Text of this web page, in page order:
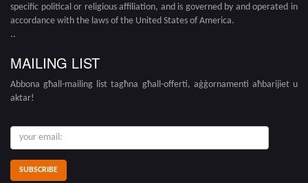
specific political or religious affiliation, and is governed by and operated in
accordance with the laws of the United States of America.
..
MAILING LIST
Abbona għall-mailing list tagħna għall-offerti, aġġornamenti aħbarijiet u
aktar!
tiegħek: